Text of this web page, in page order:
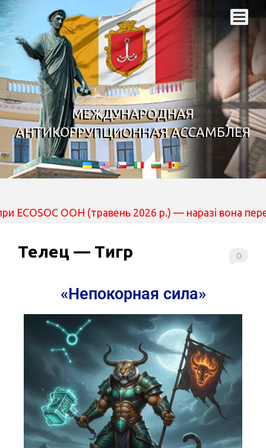
МЕЖДУНАРОДНАЯ
АНТИКОРРУПЦИОННАЯ АССАМБЛЕЯ
ООН (травень 2026 р.) — наразі вона
0
Телец — Тигр
«Непокорная сила»